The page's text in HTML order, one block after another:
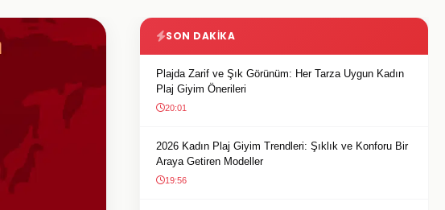
SON DAKIKA
Plajda Zarif ve Şık Görünüm: Her Tarza Uygun Kadın
Plaj Giyim Önerileri
20:01
2026 Kadın Plaj Giyim Trendleri: Şıklık ve Konforu Bir
Araya Getiren Modeller
19:56